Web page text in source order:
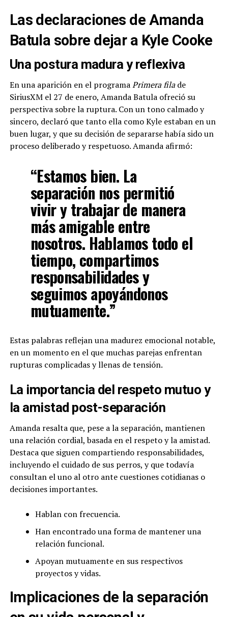
Las declaraciones de Amanda
Batula sobre dejar a Kyle Cooke
Una postura madura y reflexiva
En una aparición en el programaPrimera filade
SiriusXM el 27 de enero, Amanda Batula ofreció su
perspectiva sobre la ruptura. Con un tono calmado y
sincero, declaró que tanto ella como Kyle estaban en un
buen lugar, y que su decisión de separarse había sido un
proceso deliberado y respetuoso. Amanda afirmó:
“Estamos bien. La
separación nos permitió
vivir y trabajar de manera
más amigable entre
nosotros. Hablamos todo el
tiempo, compartimos
responsabilidades y
seguimos apoyándonos
mutuamente.”
Estas palabras reflejan una madurez emocional notable,
en un momento en el que muchas parejas enfrentan
rupturas complicadas y llenas de tensión.
La importancia del respeto mutuo y
la amistad post-separación
Amanda resalta que, pese a la separación, mantienen
una relación cordial, basada en el respeto y la amistad.
Destaca que siguen compartiendo responsabilidades,
incluyendo el cuidado de sus perros, y que todavía
consultan el uno al otro ante cuestiones cotidianas o
decisiones importantes.
Hablan con frecuencia.
Han encontrado una forma de mantener una
relación funcional.
Apoyan mutuamente en sus respectivos
proyectos y vidas.
Implicaciones de la separación